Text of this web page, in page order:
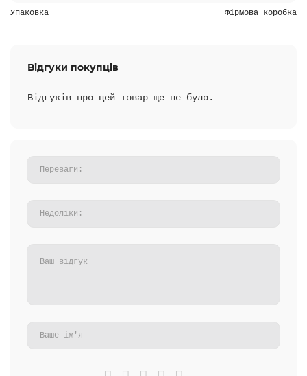
Упаковка Фірмова коробка
Відгуки покупців
Відгуків про цей товар ще не було.